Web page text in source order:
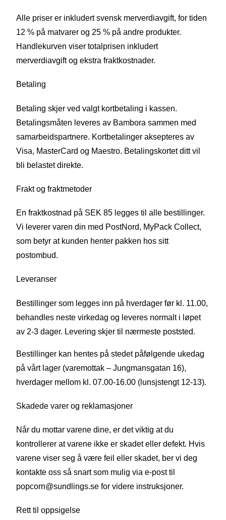
Alle priser er inkludert svensk merverdiavgift, for tiden
12 % på matvarer og 25 % på andre produkter.
Handlekurven viser totalprisen inkludert
merverdiavgift og ekstra fraktkostnader.
Betaling
Betaling skjer ved valgt kortbetaling i kassen.
Betalingsmåten leveres av Bambora sammen med
samarbeidspartnere. Kortbetalinger aksepteres av
Visa, MasterCard og Maestro. Betalingskortet ditt vil
bli belastet direkte.
Frakt og fraktmetoder
En fraktkostnad på SEK 85 legges til alle bestillinger.
Vi leverer varen din med PostNord, MyPack Collect,
som betyr at kunden henter pakken hos sitt
postombud.
Leveranser
Bestillinger som legges inn på hverdager før kl. 11.00,
behandles neste virkedag og leveres normalt i løpet
av 2-3 dager. Levering skjer til nærmeste poststed.
Bestillinger kan hentes på stedet påfølgende ukedag
på vårt lager (varemottak – Jungmansgatan 16),
hverdager mellom kl. 07.00-16.00 (lunsjstengt 12-13).
Skadede varer og reklamasjoner
Når du mottar varene dine, er det viktig at du
kontrollerer at varene ikke er skadet eller defekt. Hvis
varene viser seg å være feil eller skadet, ber vi deg
kontakte oss så snart som mulig via e-post til
popcorn@sundlings.se for videre instruksjoner.
Rett til oppsigelse